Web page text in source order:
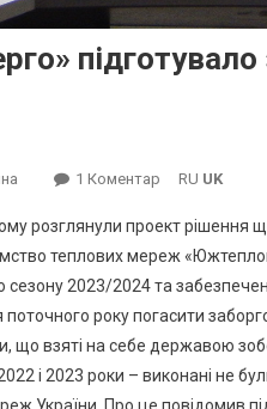
підготувало
1 Коментар До
Підготувало
Звернення
До
Кабінету
Міністрів
України
RU UK
розглянули проект рішення
теплових мереж
сезону 2023/2024 та
року погасити
що взяті на себе державою
і 2023 роки – виконані не
України. Про це повідомив